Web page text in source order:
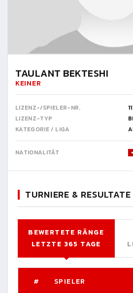
TAULANT BEKTESHI
KEINER
LIZENZ-/SPIELER-NR.
LIZENZ-TYP
KATEGORIE / LIGA
NATIONALITÄT
TURNIERE & RESULTATE
BEWERTETE RÄNGE
LETZTE 365 TAGE
# SPIELER